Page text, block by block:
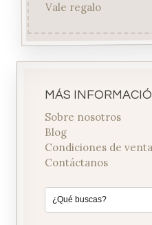
Vale regalo
MÁS
Sobre nosotros
Blog
Condiciones de
Contáctanos